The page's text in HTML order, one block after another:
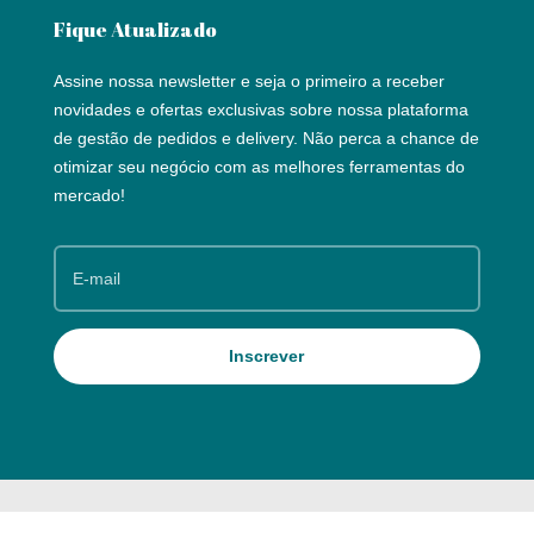
Fique Atualizado
Assine nossa newsletter e seja o primeiro a receber
novidades e ofertas exclusivas sobre nossa plataforma
de gestão de pedidos e delivery. Não perca a chance de
otimizar seu negócio com as melhores ferramentas do
mercado!
Inscrever